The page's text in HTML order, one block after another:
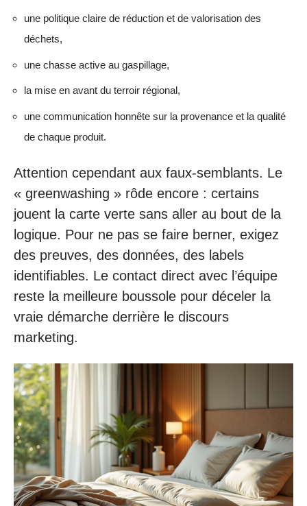
une politique claire de réduction et de valorisation des
déchets,
une chasse active au gaspillage,
la mise en avant du terroir régional,
une communication honnête sur la provenance et la qualité
de chaque produit.
Attention cependant aux faux-semblants. Le
« greenwashing » rôde encore : certains
jouent la carte verte sans aller au bout de la
logique. Pour ne pas se faire berner, exigez
des preuves, des données, des labels
identifiables. Le contact direct avec l’équipe
reste la meilleure boussole pour déceler la
vraie démarche derrière le discours
marketing.